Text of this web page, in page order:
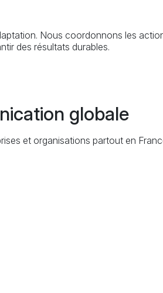
Nous coordonnons les
des résultats durables.
globale
et organisations partout en